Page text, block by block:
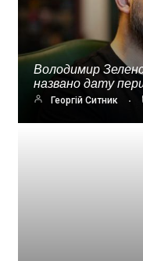
Володимир
названо дату
Георгій Ситник